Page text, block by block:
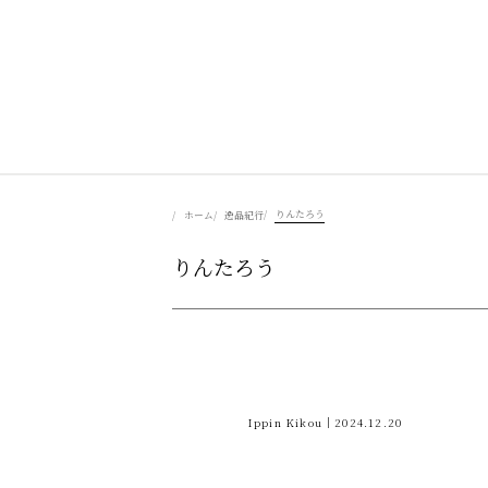
ホーム 逸品紀行 りんたろう
りんたろう
Ippin Kikou｜2024.12.20